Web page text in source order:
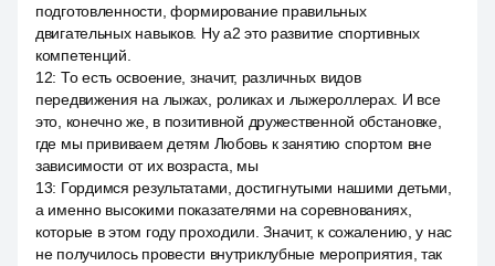
подготовленности, формирование правильных
двигательных навыков. Ну a2 это развитие спортивных
компетенций.
12: То есть освоение, значит, различных видов
передвижения на лыжах, роликах и лыжероллерах. И все
это, конечно же, в позитивной дружественной обстановке,
где мы прививаем детям Любовь к занятию спортом вне
зависимости от их возраста, мы
13: Гордимся результатами, достигнутыми нашими детьми,
а именно высокими показателями на соревнованиях,
которые в этом году проходили. Значит, к сожалению, у нас
не получилось провести внутриклубные мероприятия, так